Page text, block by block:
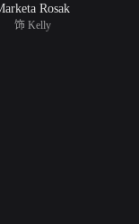
Rosak
饰 Kelly